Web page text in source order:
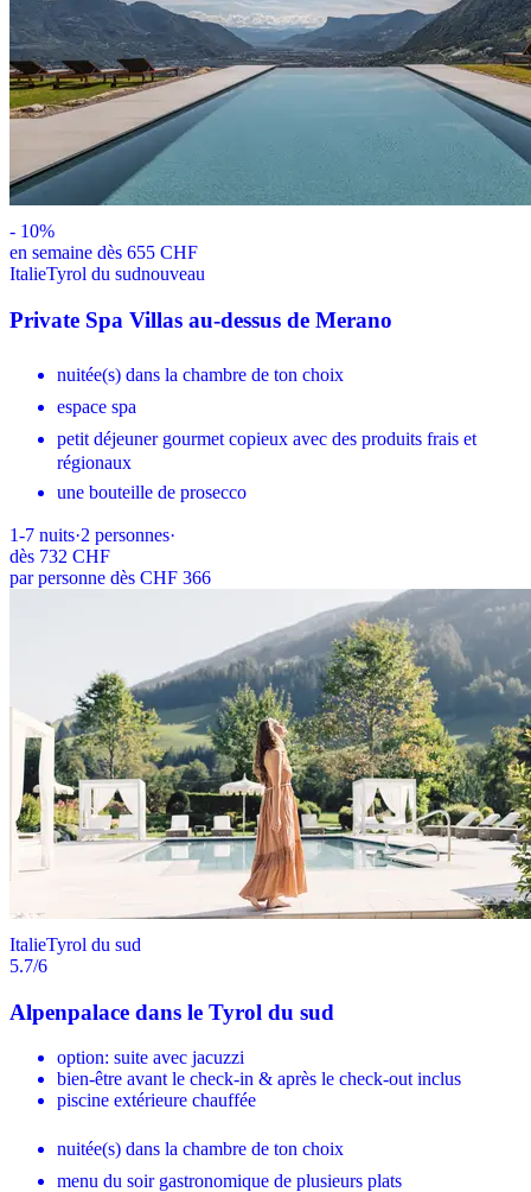
- 10%
en semaine dès 655 CHF
ItalieTyrol du sudnouveau
Private Spa Villas au-dessus de Merano
nuitée(s) dans la chambre de ton choix
espace spa
petit déjeuner gourmet copieux avec des produits frais et
régionaux
une bouteille de prosecco
1-7 nuits·2 personnes·
dès 732 CHF
par personne dès CHF 366
ItalieTyrol du sud
5.7/6
Alpenpalace dans le Tyrol du sud
option: suite avec jacuzzi
bien-être avant le check-in & après le check-out inclus
piscine extérieure chauffée
nuitée(s) dans la chambre de ton choix
menu du soir gastronomique de plusieurs plats